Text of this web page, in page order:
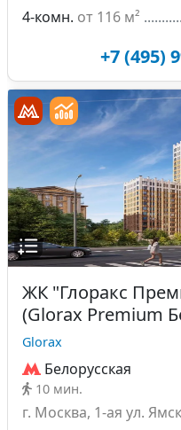
4-комн. от 116 м²
+7 (495)
ЖК "Глоракс
(Glorax Premium
Glorax
Белорусская
10 мин.
г. Москва, 1-ая ул.